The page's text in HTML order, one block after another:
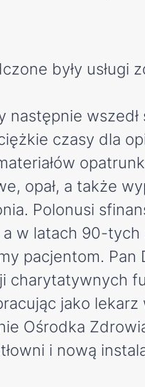
były usługi
wszedł
czasy dla
opał, a także
Polonusi
w latach 90-tych
pacjentom. Pan
charytatywnych
jako lekarz
Ośrodka
i nową